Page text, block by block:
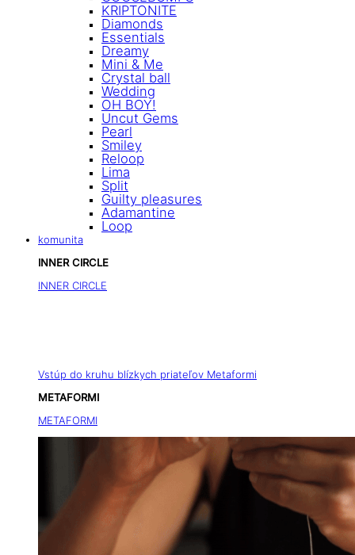
KRIPTONITE
Diamonds
Essentials
Dreamy
Mini & Me
Crystal ball
Wedding
OH BOY!
Uncut Gems
Pearl
Smiley
Reloop
Lima
Split
Guilty pleasures
Adamantine
Loop
komunita
INNER CIRCLE
INNER CIRCLE
Vstúp do kruhu blízkych priateľov Metaformi
METAFORMI
METAFORMI